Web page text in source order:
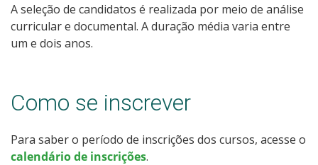
Processo de Inscrição
Resultados Vagas Remanescentes
Como posso estudar no IFSC?
A seleção de candidatos é realizada por meio de análise
curricular e documental. A duração média varia entre
um e dois anos.
Como se inscrever
Para saber o período de inscrições dos cursos, acesse o
calendário de inscrições.